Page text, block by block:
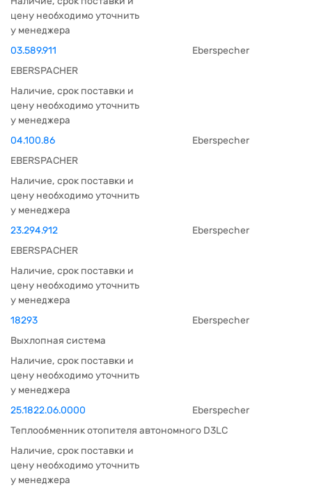
цену необходимо уточнить
у менеджера
03.589.911
Eberspecher
EBERSPACHER
Наличие, срок поставки и
цену необходимо уточнить
у менеджера
04.100.86
Eberspecher
EBERSPACHER
Наличие, срок поставки и
цену необходимо уточнить
у менеджера
23.294.912
Eberspecher
EBERSPACHER
Наличие, срок поставки и
цену необходимо уточнить
у менеджера
18293
Eberspecher
Выхлопная система
Наличие, срок поставки и
цену необходимо уточнить
у менеджера
25.1822.06.0000
Eberspecher
Теплообменник отопителя автономного D3LC
Наличие, срок поставки и
цену необходимо уточнить
у менеджера